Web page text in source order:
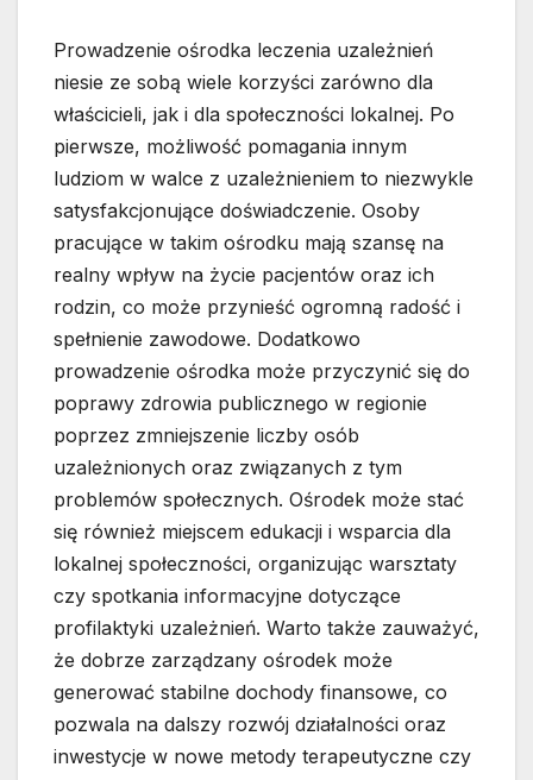
Prowadzenie ośrodka leczenia uzależnień
niesie ze sobą wiele korzyści zarówno dla
właścicieli, jak i dla społeczności lokalnej. Po
pierwsze, możliwość pomagania innym
ludziom w walce z uzależnieniem to niezwykle
satysfakcjonujące doświadczenie. Osoby
pracujące w takim ośrodku mają szansę na
realny wpływ na życie pacjentów oraz ich
rodzin, co może przynieść ogromną radość i
spełnienie zawodowe. Dodatkowo
prowadzenie ośrodka może przyczynić się do
poprawy zdrowia publicznego w regionie
poprzez zmniejszenie liczby osób
uzależnionych oraz związanych z tym
problemów społecznych. Ośrodek może stać
się również miejscem edukacji i wsparcia dla
lokalnej społeczności, organizując warsztaty
czy spotkania informacyjne dotyczące
profilaktyki uzależnień. Warto także zauważyć,
że dobrze zarządzany ośrodek może
generować stabilne dochody finansowe, co
pozwala na dalszy rozwój działalności oraz
inwestycje w nowe metody terapeutyczne czy